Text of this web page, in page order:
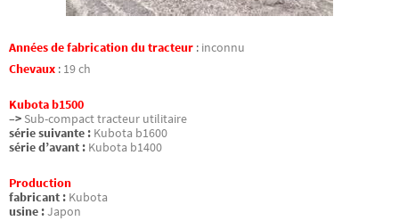
Années de fabrication du tracteur : inconnu
Chevaux : 19 ch
Kubota b1500
–> Sub-compact tracteur utilitaire
série suivante : Kubota b1600
série d’avant : Kubota b1400
Production
fabricant : Kubota
usine :Japon